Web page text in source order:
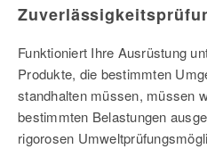
Funktioniert Ihre Ausrüstung
Produkte, die bestimmten
standhalten müssen, müssen
bestimmten Belastungen
rigorosen